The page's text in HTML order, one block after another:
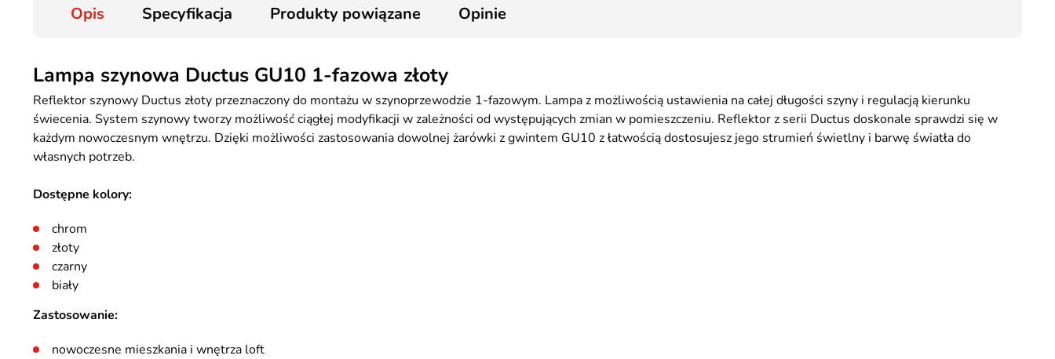
Opis Specyfikacja Produkty powiązane Opinie
Lampa szynowa Ductus GU10 1-fazowa złoty
Reflektor szynowy Ductus złoty przeznaczony do montażu w szynoprzewodzie 1-fazowym. Lampa z możliwością ustawienia na całej długości szyny i regulacją kierunku
świecenia. System szynowy tworzy możliwość ciągłej modyfikacji w zależności od występujących zmian w pomieszczeniu. Reflektor z serii Ductus doskonale sprawdzi się w
każdym nowoczesnym wnętrzu. Dzięki możliwości zastosowania dowolnej żarówki z gwintem GU10 z łatwością dostosujesz jego strumień świetlny i barwę światła do
własnych potrzeb.
Dostępne kolory:
chrom
złoty
czarny
biały
Zastosowanie:
nowoczesne mieszkania i wnętrza loft